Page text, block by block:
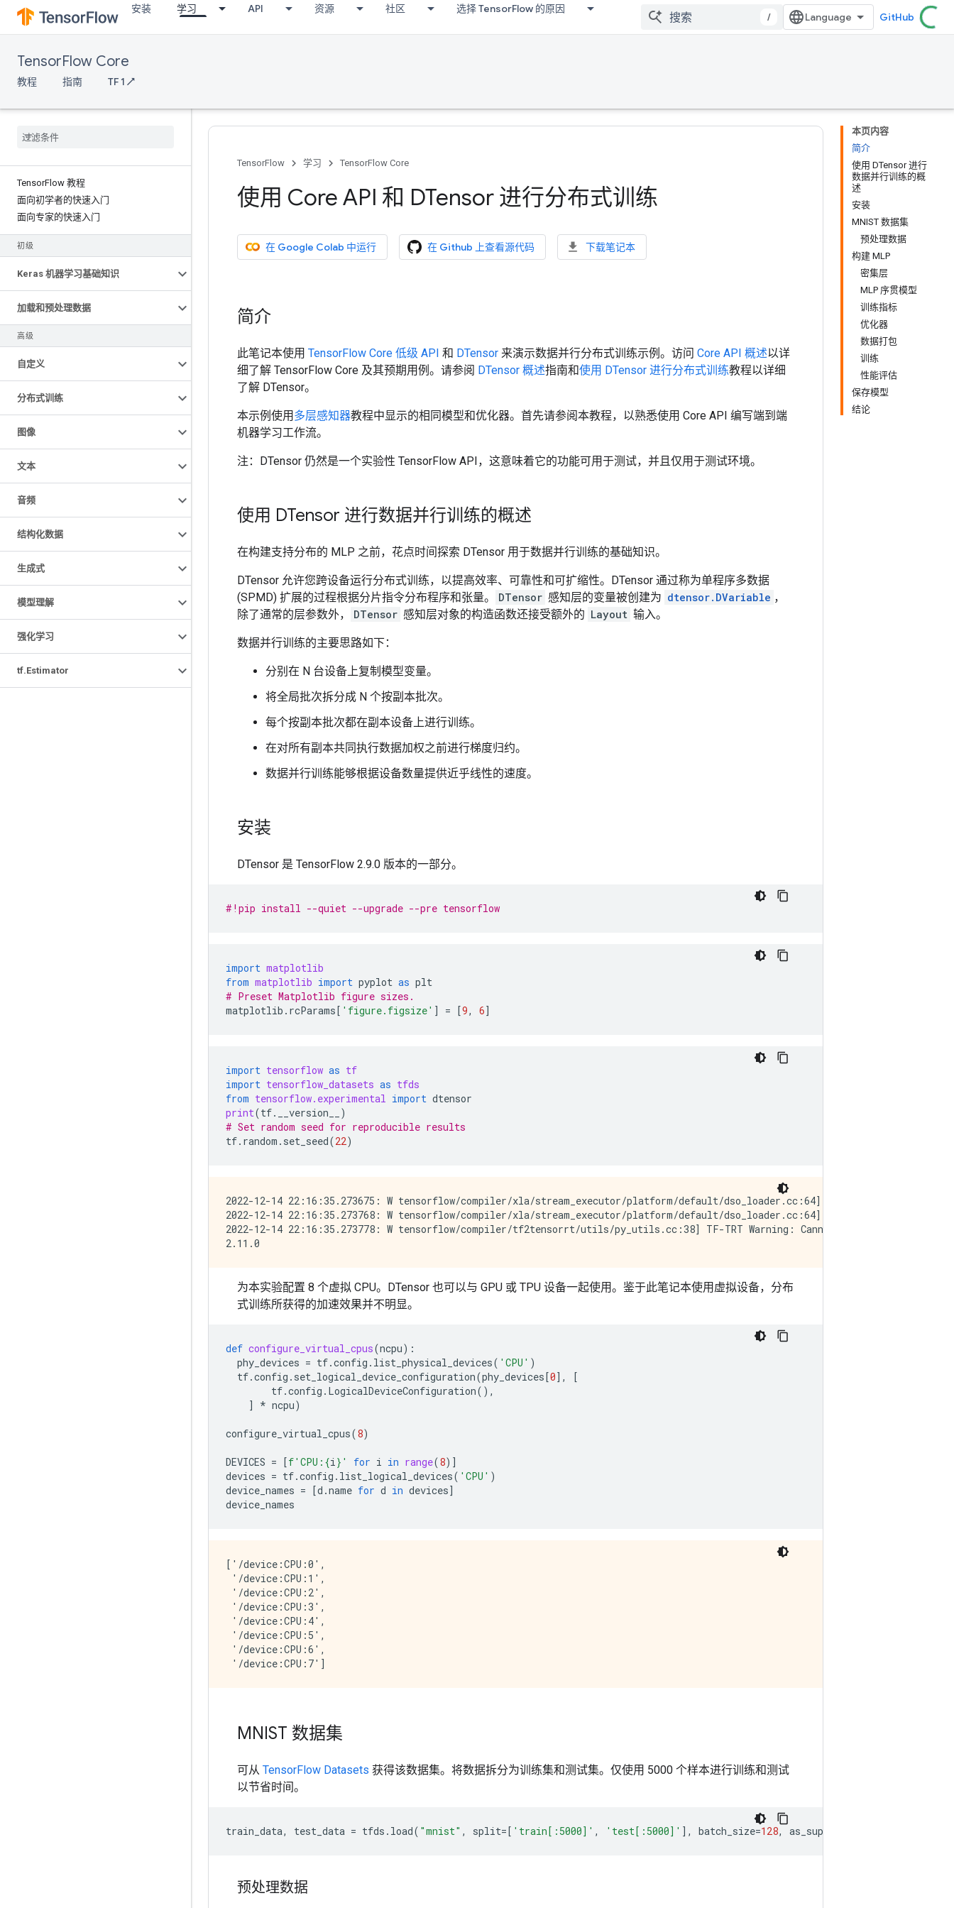
安装 学习 API 资源 社区 选择 TensorFlow 的原因
/ GitHub
TensorFlow Core
教程 指南 TF 1 ↗
TensorFlow 教程
面向初学者的快速入门
面向专家的快速入门
初级
Keras 机器学习基础知识
加载和预处理数据
高级
自定义
分布式训练
图像
文本
音频
结构化数据
生成式
模型理解
强化学习
tf.Estimator
本页内容
简介
使用 DTensor 进行
数据并行训练的概
述
安装
MNIST 数据集
预处理数据
构建 MLP
密集层
MLP 序贯模型
训练指标
优化器
数据打包
训练
性能评估
保存模型
结论
TensorFlow 学习 TensorFlow Core
使用 Core API 和 DTensor 进行分布式训练
在 Google Colab 中运行 在 Github 上查看源代码 下载笔记本
简介
此笔记本使用 TensorFlow Core 低级 API 和 DTensor 来演示数据并行分布式训练示例。访问 Core API 概述以详
细了解 TensorFlow Core 及其预期用例。请参阅 DTensor 概述指南和使用 DTensor 进行分布式训练教程以详细
了解 DTensor。
本示例使用 多层感知器教程中显示的相同模型和优化器。首先请参阅本教程，以熟悉使用 Core API 编写端到端
机器学习工作流。
注：DTensor 仍然是一个实验性 TensorFlow API，这意味着它的功能可用于测试，并且仅用于测试环境。
使用 DTensor 进行数据并行训练的概述
在构建支持分布的 MLP 之前，花点时间探索 DTensor 用于数据并行训练的基础知识。
DTensor 允许您跨设备运行分布式训练，以提高效率、可靠性和可扩缩性。DTensor 通过称为单程序多数据
(SPMD) 扩展的过程根据分片指令分布程序和张量。
DTensor 感知层的变量被创建为 dtensor.DVariable ，
除了通常的层参数外，
DTensor 感知层对象的构造函数还接受额外的 Layout 输入。
数据并行训练的主要思路如下：
分别在 N 台设备上复制模型变量。
将全局批次拆分成 N 个按副本批次。
每个按副本批次都在副本设备上进行训练。
在对所有副本共同执行数据加权之前进行梯度归约。
数据并行训练能够根据设备数量提供近乎线性的速度。
安装
DTensor 是 TensorFlow 2.9.0 版本的一部分。
#!pip install --quiet --upgrade --pre tensorflow
import matplotlib
from matplotlib import pyplot as plt
# Preset Matplotlib figure sizes.
matplotlib . rcParams[ 'figure.figsize' ] = [9, 6]
import tensorflow as tf
import tensorflow_datasets as tfds
from tensorflow.experimental import dtensor
print(tf. __version__
)
# Set random seed for reproducible results
tf. random . set_seed(22)
2022-12-14 22:16:35.273675: W tensorflow/compiler/xla/stream_executor/platform/default/dso_loader.cc:64] Could not
2022-12-14 22:16:35.273768: W tensorflow/compiler/xla/stream_executor/platform/default/dso_loader.cc:64] Could not
2022-12-14 22:16:35.273778: W tensorflow/compiler/tf2tensorrt/utils/py_utils.cc:38] TF-TRT Warning: Cannot dlopen some
为本实验配置 8 个虚拟 CPU。DTensor 也可以与 GPU 或 TPU 设备一起使用。鉴于此笔记本使用虚拟设备，分布
式训练所获得的加速效果并不明显。
def configure_virtual_cpus(ncpu):
phy_devices = tf.config . list_physical_devices( 'CPU' )
tf.config . set_logical_device_configuration(phy_devices[0],
[
tf.config . LogicalDeviceConfiguration(),
]
* ncpu)
configure_virtual_cpus(8)
DEVICES = [f'CPU: {i} ' for i in range(8)]
devices = tf.config . list_logical_devices( 'CPU' )
device_names = [d .name for d in devices]
device_names
['/device:CPU:0',
'/device:CPU:1',
'/device:CPU:2',
'/device:CPU:3',
'/device:CPU:4',
'/device:CPU:5',
'/device:CPU:6',
MNIST 数据集
可从 TensorFlow Datasets 获得该数据集。将数据拆分为训练集和测试集。仅使用 5000 个样本进行训练和测试
以节省时间。
train_data, test_data = tfds . load( "mnist" , split=[ 'train[:5000]' , 'test[:5000]' ], batch_size=128, as_supervised
预处理数据